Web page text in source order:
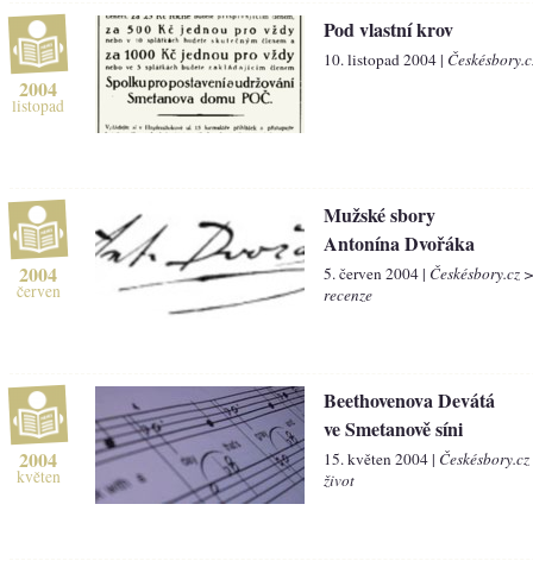
2004
listopad
Pod vlastní krov
10. listopad 2004 |
2004
červen
Mužské sbory
Antonína Dvořáka
5. červen 2004 | Českésbory.cz
recenze
2004
květen
Beethovenova Devátá
ve Smetanově síni
15. květen 2004 |
život